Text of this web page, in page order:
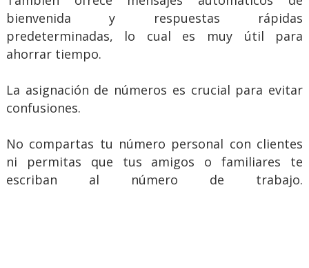
bienvenida y respuestas rápidas
predeterminadas, lo cual es muy útil para
ahorrar tiempo.
La asignación de números es crucial para evitar
confusiones.
No compartas tu número personal con clientes
ni permitas que tus amigos o familiares te
escriban al número de trabajo.